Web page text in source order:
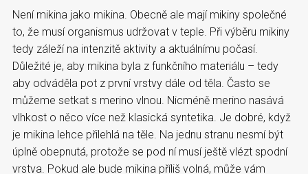
Není mikina jako mikina. Obecně ale mají mikiny společné
to, že musí organismus udržovat v teple. Při výběru mikiny
tedy záleží na intenzitě aktivity a aktuálnímu počasí.
Důležité je, aby mikina byla z funkčního materiálu – tedy
aby odváděla pot z první vrstvy dále od těla. Často se
můžeme setkat s merino vlnou. Nicméně merino nasává
vlhkost o něco více než klasická syntetika. Je dobré, když
je mikina lehce přilehlá na těle. Na jednu stranu nesmí být
úplně obepnutá, protože se pod ní musí ještě vlézt spodní
vrstva. Pokud ale bude mikina příliš volná, může vám